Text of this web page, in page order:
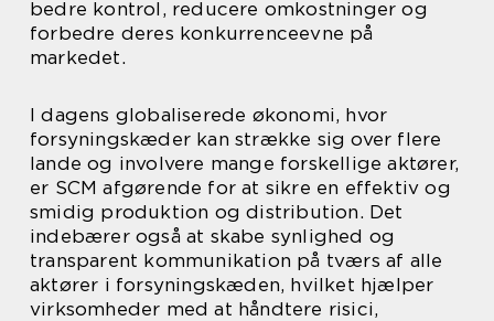
bedre kontrol, reducere omkostninger og
forbedre deres konkurrenceevne på
markedet.
I dagens globaliserede økonomi, hvor
forsyningskæder kan strække sig over flere
lande og involvere mange forskellige aktører,
er SCM afgørende for at sikre en effektiv og
smidig produktion og distribution. Det
indebærer også at skabe synlighed og
transparent kommunikation på tværs af alle
aktører i forsyningskæden, hvilket hjælper
virksomheder med at håndtere risici,